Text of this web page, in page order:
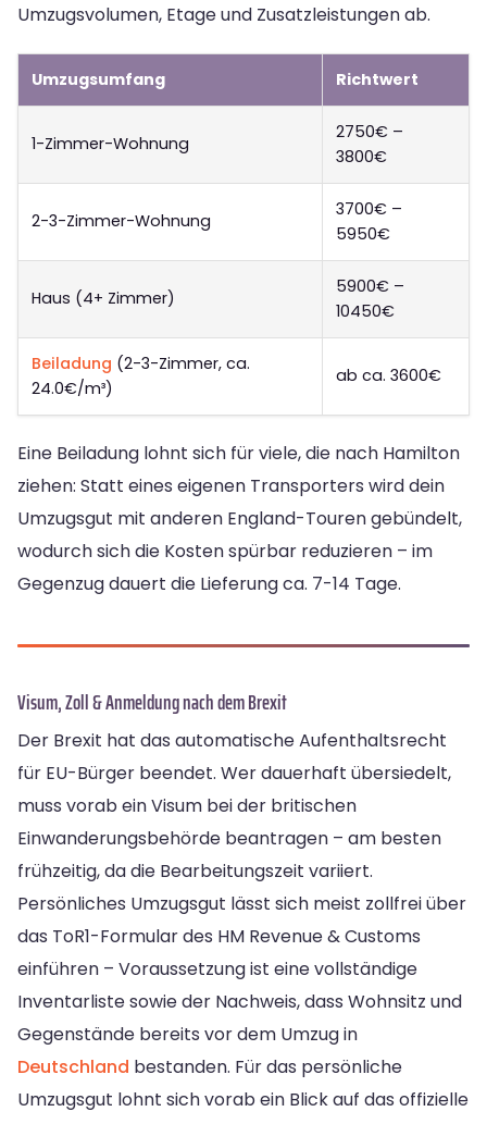
Umzugsvolumen, Etage und Zusatzleistungen ab.
Umzugsumfang Richtwert
1-Zimmer-Wohnung
2750€ –
3800€
2-3-Zimmer-Wohnung
3700€ –
5950€
Haus (4+ Zimmer)
5900€ –
10450€
Beiladung (2-3-Zimmer, ca.
24.0€/m³)
ab ca. 3600€
Eine Beiladung lohnt sich für viele, die nach Hamilton
ziehen: Statt eines eigenen Transporters wird dein
Umzugsgut mit anderen England-Touren gebündelt,
wodurch sich die Kosten spürbar reduzieren – im
Gegenzug dauert die Lieferung ca. 7-14 Tage.
Visum, Zoll & Anmeldung nach dem Brexit
Der Brexit hat das automatische Aufenthaltsrecht
für EU-Bürger beendet. Wer dauerhaft übersiedelt,
muss vorab ein Visum bei der britischen
Einwanderungsbehörde beantragen – am besten
frühzeitig, da die Bearbeitungszeit variiert.
Persönliches Umzugsgut lässt sich meist zollfrei über
das ToR1-Formular des HM Revenue & Customs
einführen – Voraussetzung ist eine vollständige
Inventarliste sowie der Nachweis, dass Wohnsitz und
Gegenstände bereits vor dem Umzug in
Deutschland bestanden. Für das persönliche
Umzugsgut lohnt sich vorab ein Blick auf das offizielle